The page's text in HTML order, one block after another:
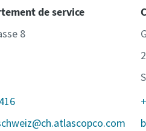
de service
8